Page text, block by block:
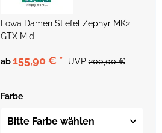
Lowa Damen Stiefel Zephyr MK2
GTX Mid
ab155,90 € * UVP 200,00 €
Farbe
Bitte Farbe wählen